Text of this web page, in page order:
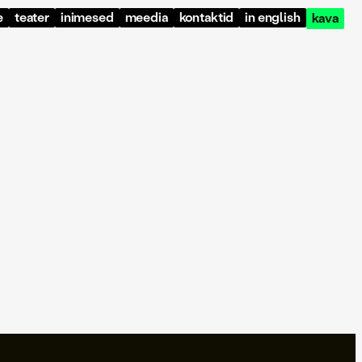
teater inimesed meedia kontaktid in english kava